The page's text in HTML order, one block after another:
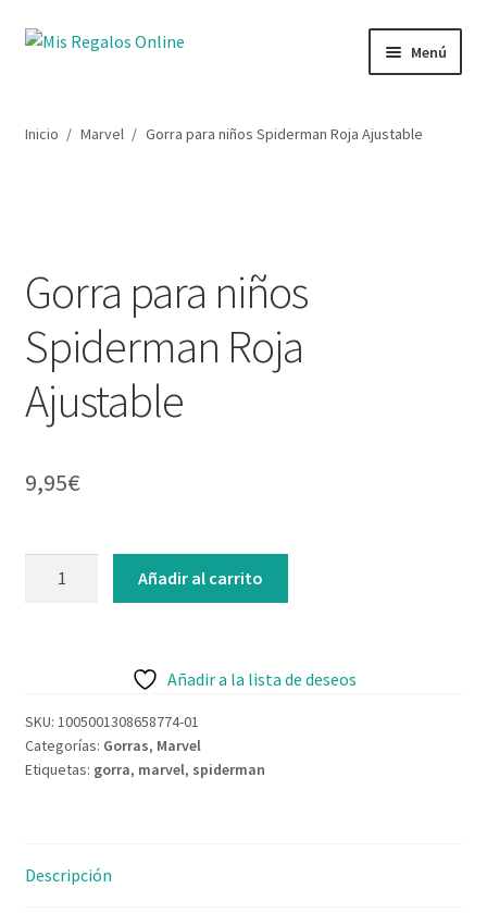
Ir
Ir
Menú
Ofertas
Novedades
Lista de deseos
Inicio / Marvel / Gorra para niños Spiderman Roja Ajustable
Gorra para niños
Spiderman Roja
Ajustable
9,95€
cantidad
Añadir al carrito
Añadir a la lista de deseos
SKU: 1005001308658774-01
Categorías: Gorras, Marvel
Etiquetas: gorra, marvel, spiderman
Descripción